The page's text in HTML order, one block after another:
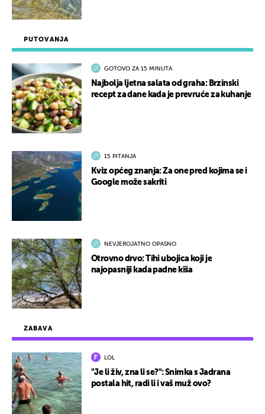
ZABAVA
LOL
"Je li živ, zna li se?": Snimka s Jadrana
postala hit, radi li i vaš muž ovo?
PUTOVANJA
GOTOVO ZA 15 MINUTA
Najbolja ljetna salata od graha: Brzinski
recept za dane kada je prevruće za kuhanje
15 PITANJA
Kviz općeg znanja: Za one pred kojima se i
Google može sakriti
NEVJEROJATNO OPASNO
Otrovno drvo: Tihi ubojica koji je
najopasniji kada padne kiša